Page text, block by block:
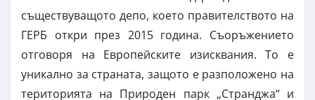
съществуващото депо, което правителството на
ГЕРБ откри през 2015 година. Съоръжението
отговоря на Европейските изисквания. То е
уникално за страната, защото е разположено на
територията на Природен парк „Странджа“ и